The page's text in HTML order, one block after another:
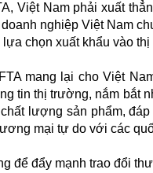
Việt Nam phải xuất
nghiệp Việt Nam
chọn xuất khẩu vào
mang lại cho Việt
tin thị trường, nắm bắt
lượng sản phẩm,
mại tự do với các
để đẩy mạnh trao đổi